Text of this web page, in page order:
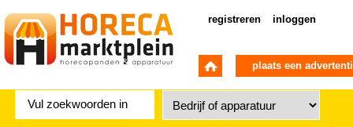
registreren inloggen
plaats een